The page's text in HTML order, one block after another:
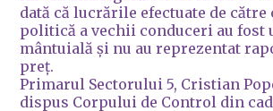
dată că lucrările efectuate de
politică a vechii conduceri au fost
mântuială și nu au reprezentat
preț.
Primarul Sectorului 5, Cristian
dispus Corpului de Control din